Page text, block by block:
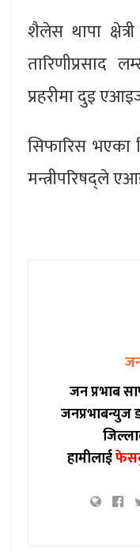
शैलेस थापा
तारिणीप्रसाद
प्रहरीमा दुइ
सिफारिस भएका
मन्त्रीपरिषद्ले
जन प्रभाब
जनप्रभाबन्युज
हामीलाई